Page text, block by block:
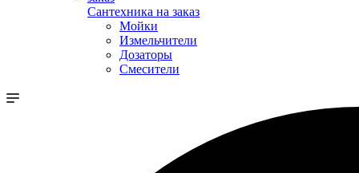
Сантехника на заказ
Мойки
Измельчители
Дозаторы
Смесители